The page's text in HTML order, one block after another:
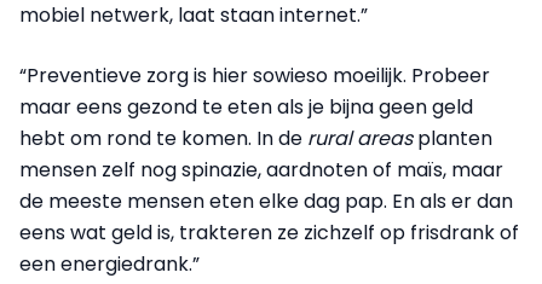
mobiel netwerk, laat staan internet.”
“Preventieve zorg is hier sowieso moeilijk. Probeer
maar eens gezond te eten als je bijna geen geld
hebt om rond te komen. In de rural areasplanten
mensen zelf nog spinazie, aardnoten of maïs, maar
de meeste mensen eten elke dag pap. En als er dan
eens wat geld is, trakteren ze zichzelf op frisdrank of
een energiedrank.”